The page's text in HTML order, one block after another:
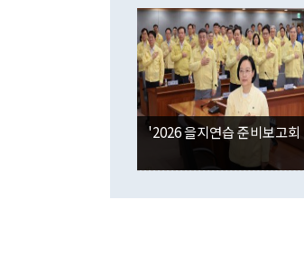
'2026 을지연습 준비보고회